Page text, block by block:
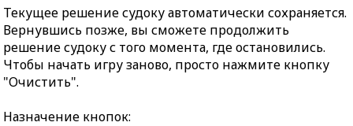
Текущее решение судоку автоматически сохраняется.
Вернувшись позже, вы сможете продолжить
решение судоку с того момента, где остановились.
Чтобы начать игру заново, просто нажмите кнопку
"Очистить".
Назначение кнопок: